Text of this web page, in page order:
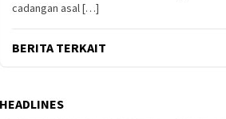
cadangan asal […]
BERITA TERKAIT
HEADLINES